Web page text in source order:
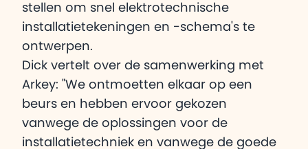
stellen om snel elektrotechnische
installatietekeningen en -schema's te
ontwerpen.
Dick vertelt over de samenwerking met
Arkey: "We ontmoetten elkaar op een
beurs en hebben ervoor gekozen
vanwege de oplossingen voor de
installatietechniek en vanwege de goede